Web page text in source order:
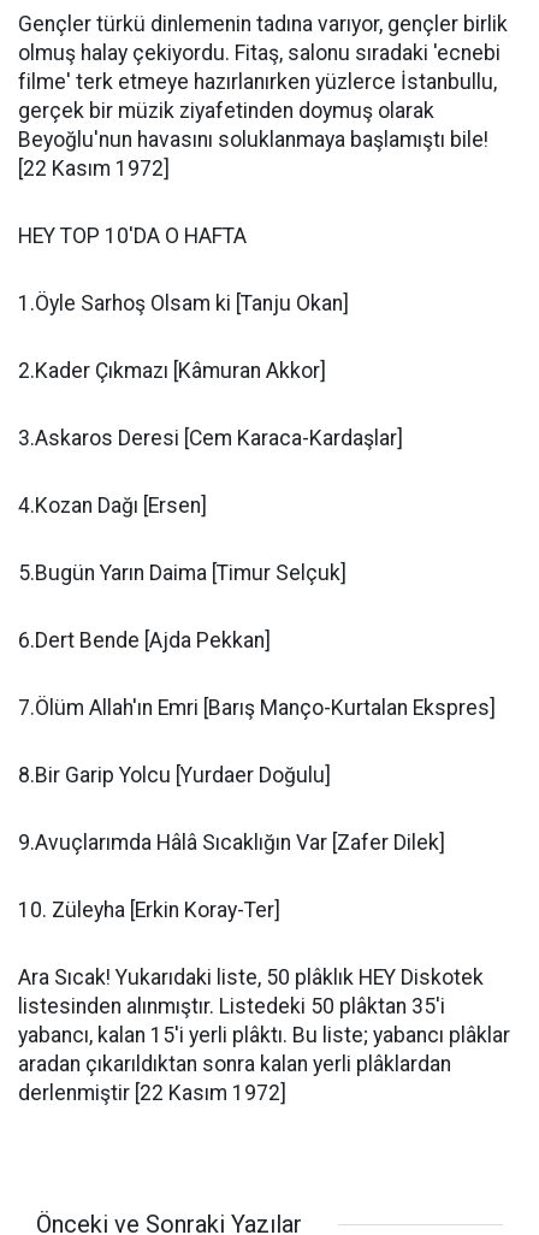
Gençler türkü dinlemenin tadına varıyor, gençler birlik
olmuş halay çekiyordu. Fitaş, salonu sıradaki 'ecnebi
filme' terk etmeye hazırlanırken yüzlerce İstanbullu,
gerçek bir müzik ziyafetinden doymuş olarak
Beyoğlu'nun havasını soluklanmaya başlamıştı bile!
[22 Kasım 1972]
HEY TOP 10'DA O HAFTA
1.Öyle Sarhoş Olsam ki [Tanju Okan]
2.Kader Çıkmazı [Kâmuran Akkor]
3.Askaros Deresi [Cem Karaca-Kardaşlar]
4.Kozan Dağı [Ersen]
5.Bugün Yarın Daima [Timur Selçuk]
6.Dert Bende [Ajda Pekkan]
7.Ölüm Allah'ın Emri [Barış Manço-Kurtalan Ekspres]
8.Bir Garip Yolcu [Yurdaer Doğulu]
9.Avuçlarımda Hâlâ Sıcaklığın Var [Zafer Dilek]
10. Züleyha [Erkin Koray-Ter]
Ara Sıcak! Yukarıdaki liste, 50 plâklık HEY Diskotek
listesinden alınmıştır. Listedeki 50 plâktan 35'i
yabancı, kalan 15'i yerli plâktı. Bu liste; yabancı plâklar
aradan çıkarıldıktan sonra kalan yerli plâklardan
derlenmiştir [22 Kasım 1972]
Önceki ve Sonraki Yazılar